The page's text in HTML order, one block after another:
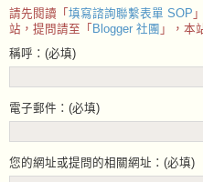
請先閱讀「 填寫諮詢聯繫表單 SOP
站，提問請至「 Blogger 社團 」，本
稱呼：(必填)
電子郵件：(必填)
您的網址或提問的相關網址：(必填)